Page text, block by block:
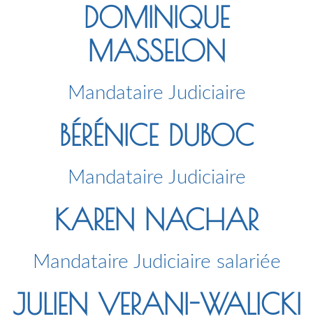
DOMINIQUE
MASSELON
Mandataire Judiciaire
BÉRÉNICE DUBOC
Mandataire Judiciaire
KAREN NACHAR
Mandataire Judiciaire salariée
JULIEN VERANI-WALICKI